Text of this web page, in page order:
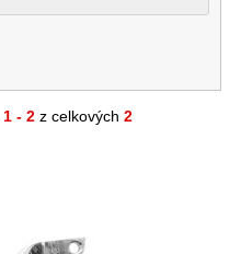
1 - 2 z celkových 2